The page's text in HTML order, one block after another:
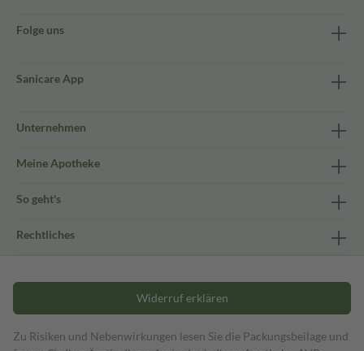
Folge uns
Sanicare App
Unternehmen
Meine Apotheke
So geht's
Rechtliches
Widerruf erklären
Zu Risiken und Nebenwirkungen lesen Sie die Packungsbeilage und